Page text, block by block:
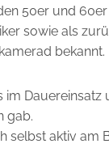
50er und
sowie als
bekannt.
im
gab.
selbst aktiv am